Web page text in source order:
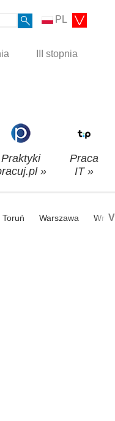
PL
III stopnia
Praktyki
»
Praca
IT »
Toruń Warszawa V